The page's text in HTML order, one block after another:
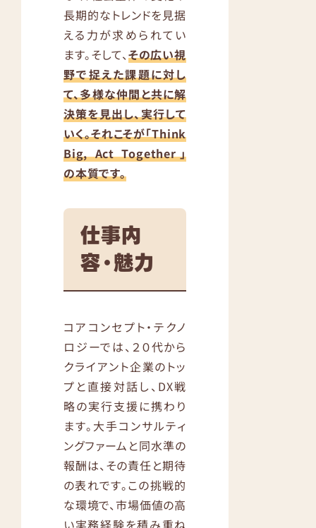
長期的なトレンドを見据
える力が求められてい
ます。そして、その広い視
野で捉えた課題に対し
て、多様な仲間と共に解
決策を見出し、実行して
いく。それこそが「Think
Big, Act Together」
の本質です。
仕事内
容・魅力
コアコンセプト・テクノ
ロジーでは、２０代から
クライアント企業のトッ
プと直接対話し、DX戦
略の実行支援に携わり
ます。大手コンサルティ
ングファームと同水準の
報酬は、その責任と期待
の表れです。この挑戦的
な環境で、市場価値の高
い実務経験を積み重ね